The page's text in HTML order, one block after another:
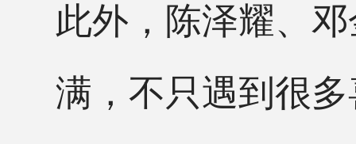
此外，陈泽耀、
满，不只遇到很